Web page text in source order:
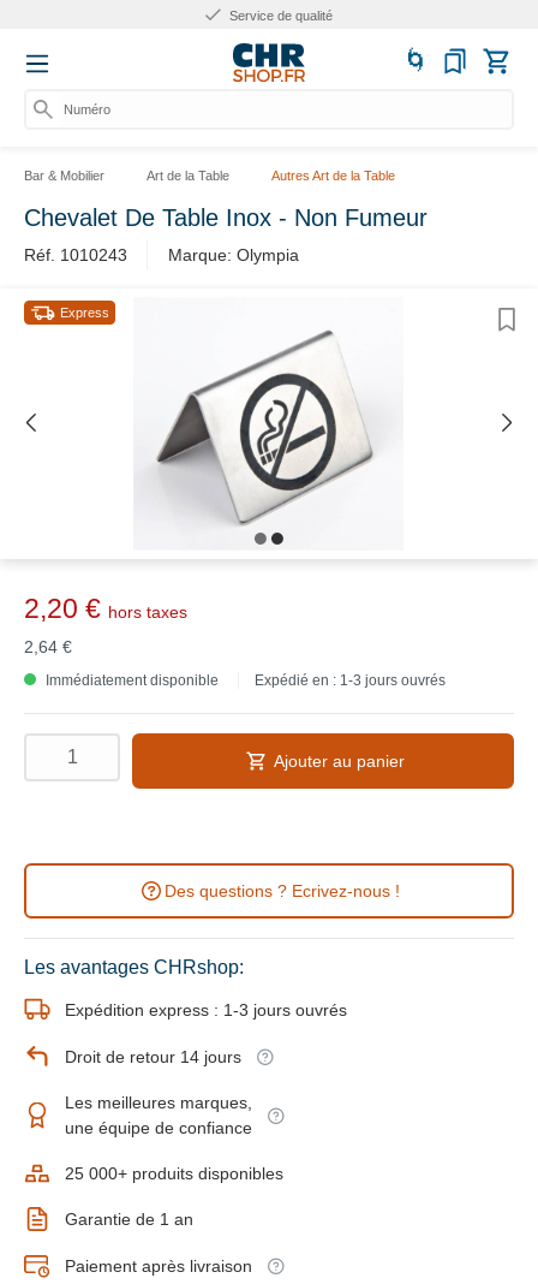
Service de qualité
Numéro d
Bar & Mobilier Art de la Table Autres Art de la Table
Chevalet De Table Inox - Non Fumeur
Réf. 1010243 Marque: Olympia
Express
2,20 € hors taxes
2,64 €
Immédiatement disponible Expédié en : 1-3 jours ouvrés
Ajouter au panier
Des questions ? Ecrivez-nous !
Les avantages CHRshop:
Expédition express : 1-3 jours ouvrés
Droit de retour 14 jours
Les meilleures marques,
une équipe de confiance
25 000+ produits disponibles
Garantie de 1 an
Paiement après livraison